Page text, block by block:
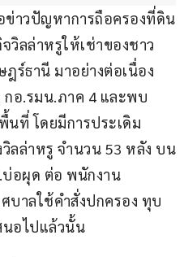
ข่าวปัญหาการถือครองที่ดิน
วิลล่าหรูให้เช่าของชาว
ร์ธานี มาอย่างต่อเนื่อง
กอ.รมน.ภาค 4 และพบ
ที่ โดยมีการประเดิม
ลล่าหรู จำนวน 53 หลัง บน
บ่อผุด ต่อ พนักงาน
าลใช้คำสั่งปกครอง ทุบ
นอไปแล้วนั้น